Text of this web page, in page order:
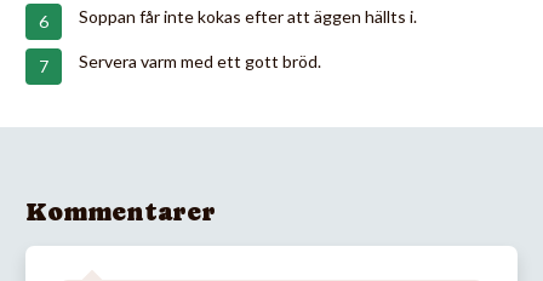
Soppan får inte kokas efter att äggen hällts i.
Servera varm med ett gott bröd.
Kommentarer